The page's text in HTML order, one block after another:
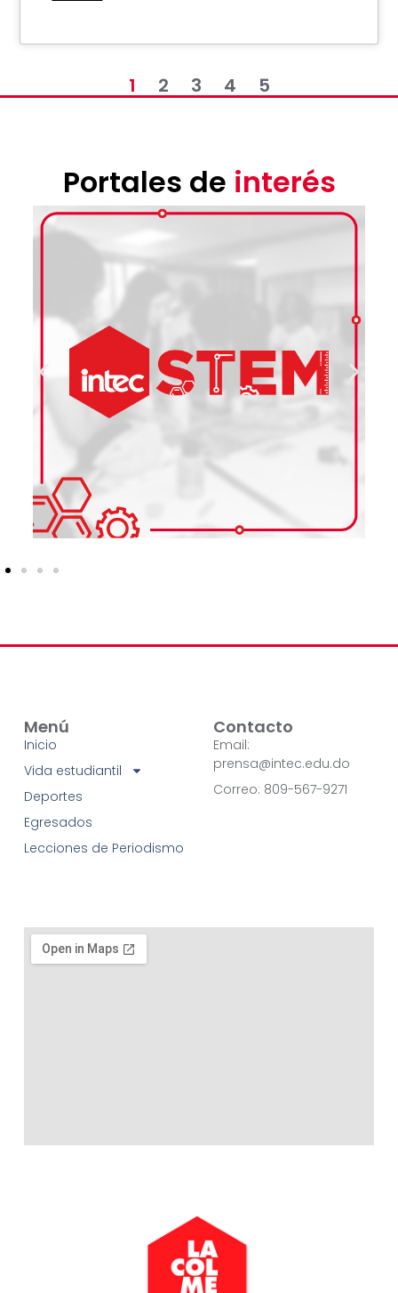
1 2 3 4 5
Portales de interés
Menú
Inicio
Vida estudiantil
Deportes
Egresados
Lecciones de Periodismo
Contacto
Email:
prensa@intec.edu.do
Correo: 809-567-9271